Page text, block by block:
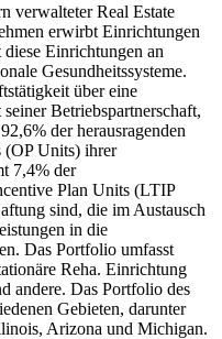
verwalteter Real Estate
erwirbt Einrichtungen
diese Einrichtungen an
Gesundheitssysteme.
über eine
Betriebspartnerschaft,
der herausragenden
(OP Units) ihrer
7,4% der
Plan Units (LTIP
sind, die im Austausch
in die
Das Portfolio umfasst
Reha. Einrichtung
andere. Das Portfolio des
Gebieten, darunter
Arizona und Michigan.